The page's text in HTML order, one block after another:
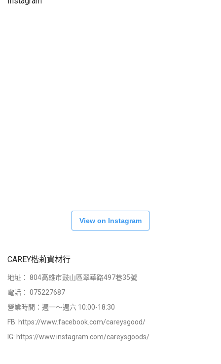
View on Instagram
CAREY楷莉資材行
地址： 804高雄市鼓山區翠華路497巷35號
電話： 075227687
營業時間：週一～週六 10:00-18:30
FB: https://www.facebook.com/careysgood/
IG: https://www.instagram.com/careysgoods/